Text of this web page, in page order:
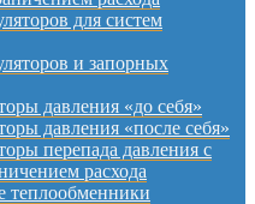
для систем
и запорных
давления «до себя»
давления «после себя»
перепада давления с
расхода
теплообменники